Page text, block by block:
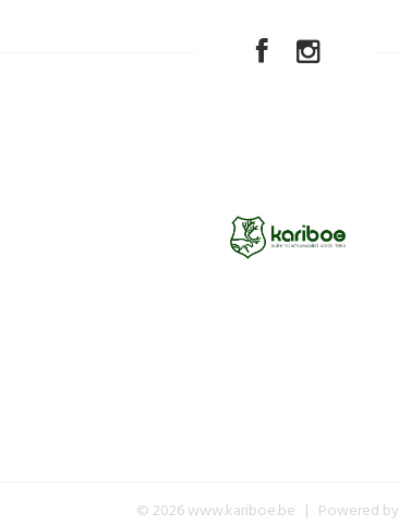
© 2026 www.kariboe.be | Powered by